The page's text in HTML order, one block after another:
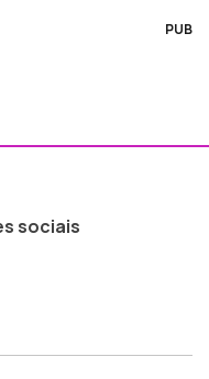
PUB
sociais
ao